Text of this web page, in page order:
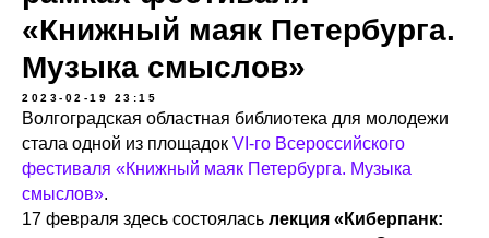
«Книжный маяк Петербурга.
Музыка смыслов»
2023-02-19 23:15
Волгоградская областная библиотека для молодежи
стала одной из площадок VI-го Всероссийского
фестиваля «Книжный маяк Петербурга. Музыка
смыслов».
17 февраля здесь состоялась лекция «Киберпанк: